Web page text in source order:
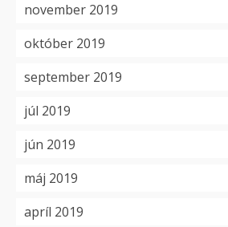
november 2019
október 2019
september 2019
júl 2019
jún 2019
máj 2019
apríl 2019